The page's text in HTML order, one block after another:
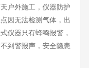
户外施工，仪器防护
因无法检测气体，出
仪器只有蜂鸣报警，
到警报声，安全隐患